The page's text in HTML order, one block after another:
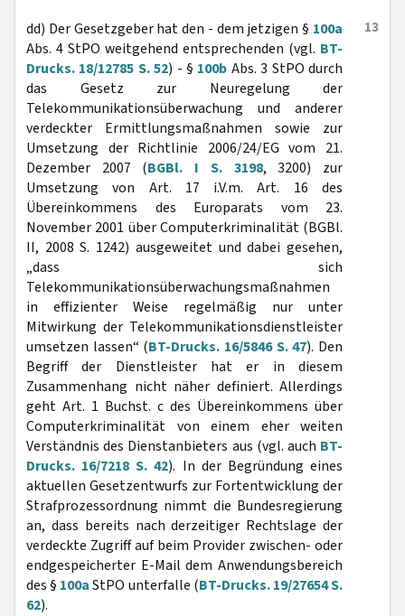
13
dd) Der Gesetzgeber hat den - dem jetzigen § 100a
Abs. 4 StPO weitgehend entsprechenden (vgl. BT-
Drucks. 18/12785 S. 52) - § 100b Abs. 3 StPO durch
das Gesetz zur Neuregelung der
Telekommunikationsüberwachung und anderer
verdeckter Ermittlungsmaßnahmen sowie zur
Umsetzung der Richtlinie 2006/24/EG vom 21.
Dezember 2007 (BGBl. I S. 3198, 3200) zur
Umsetzung von Art. 17 i.V.m. Art. 16 des
Übereinkommens des Europarats vom 23.
November 2001 über Computerkriminalität (BGBl.
II, 2008 S. 1242) ausgeweitet und dabei gesehen,
„dass sich
Telekommunikationsüberwachungsmaßnahmen
in effizienter Weise regelmäßig nur unter
Mitwirkung der Telekommunikationsdienstleister
umsetzen lassen“ (BT-Drucks. 16/5846 S. 47). Den
Begriff der Dienstleister hat er in diesem
Zusammenhang nicht näher definiert. Allerdings
geht Art. 1 Buchst. c des Übereinkommens über
Computerkriminalität von einem eher weiten
Verständnis des Dienstanbieters aus (vgl. auch BT-
Drucks. 16/7218 S. 42). In der Begründung eines
aktuellen Gesetzentwurfs zur Fortentwicklung der
Strafprozessordnung nimmt die Bundesregierung
an, dass bereits nach derzeitiger Rechtslage der
verdeckte Zugriff auf beim Provider zwischen- oder
endgespeicherter E-Mail dem Anwendungsbereich
des § 100aStPO unterfalle (BT-Drucks. 19/27654 S.
62).